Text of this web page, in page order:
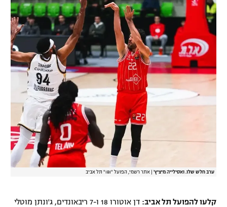
תגיות
המגזין
ערב חלש שלו. ואסילייה מיציץ' אתר רשמי, הפועל "IBI" תל אביב
קלעו להפועל תל אביב:
דן אוטורו 18 ו-7 ריבאונדים, ג'ונתן מוטלי